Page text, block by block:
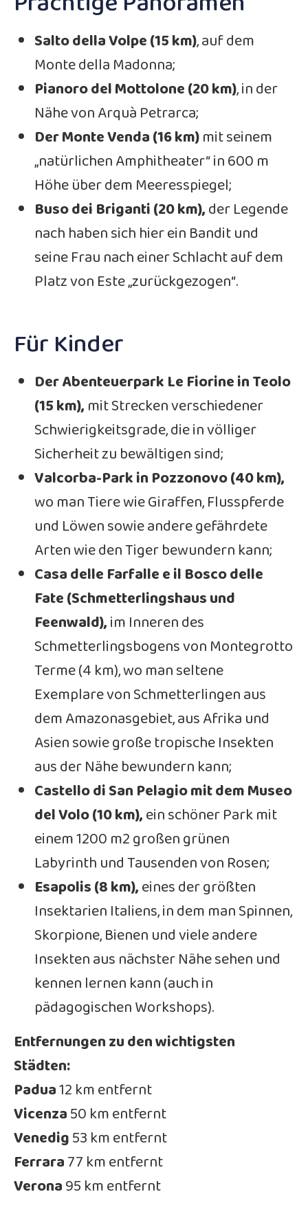
Salto della Volpe (15 km), auf dem
Monte della Madonna;
Pianoro del Mottolone (20 km), in der
Nähe von Arquà Petrarca;
Der Monte Venda (16 km)mit seinem
„natürlichen Amphitheater“ in 600 m
Höhe über dem Meeresspiegel;
Buso dei Briganti (20 km),der Legende
nach haben sich hier ein Bandit und
seine Frau nach einer Schlacht auf dem
Platz von Este „zurückgezogen“.
Für Kinder
Der Abenteuerpark Le Fiorine in Teolo
(15 km),mit Strecken verschiedener
Schwierigkeitsgrade, die in völliger
Sicherheit zu bewältigen sind;
Valcorba-Park in Pozzonovo (40 km),
wo man Tiere wie Giraffen, Flusspferde
und Löwen sowie andere gefährdete
Arten wie den Tiger bewundern kann;
Casa delle Farfalle e il Bosco delle
Fate (Schmetterlingshaus und
Feenwald),im Inneren des
Schmetterlingsbogens von Montegrotto
Terme (4 km), wo man seltene
Exemplare von Schmetterlingen aus
dem Amazonasgebiet, aus Afrika und
Asien sowie große tropische Insekten
aus der Nähe bewundern kann;
Castello di San Pelagio mit dem Museo
del Volo (10 km),ein schöner Park mit
einem 1200 m2 großen grünen
Labyrinth und Tausenden von Rosen;
Esapolis (8 km),eines der größten
Insektarien Italiens, in dem man Spinnen,
Skorpione, Bienen und viele andere
Insekten aus nächster Nähe sehen und
kennen lernen kann (auch in
pädagogischen Workshops).
Entfernungen zu den wichtigsten
Städten:
Padua12 km entfernt
Vicenza50 km entfernt
Venedig53 km entfernt
Ferrara77 km entfernt
Verona95 km entfernt